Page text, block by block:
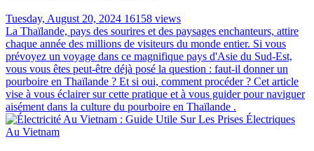
Tuesday, August 20, 2024 16158 views
La Thaïlande, pays des sourires et des paysages enchanteurs, attire
chaque année des millions de visiteurs du monde entier. Si vous
prévoyez un voyage dans ce magnifique pays d'Asie du Sud-Est,
vous vous êtes peut-être déjà posé la question : faut-il donner un
pourboire en Thaïlande ? Et si oui, comment procéder ? Cet article
vise à vous éclairer sur cette pratique et à vous guider pour naviguer
aisément dans la culture du pourboire en Thaïlande .